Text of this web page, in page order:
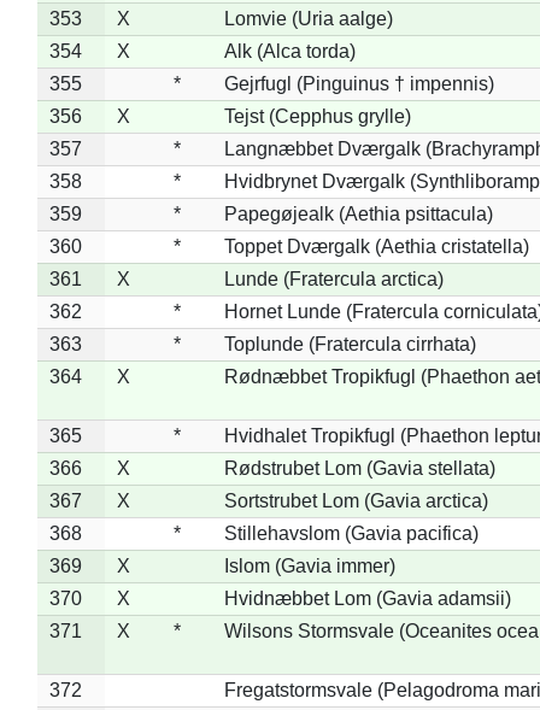
353 X
Lomvie (Uria aalge)
354
X
Alk (Alca torda)
355
*
Gejrfugl (Pinguinus † impennis)
356
X
Tejst (Cepphus grylle)
357
*
Langnæbbet Dværgalk
358
*
Hvidbrynet Dværgalk
359
*
Papegøjealk (Aethia psittacula)
360
*
Toppet Dværgalk (Aethia cristatella)
361
X
Lunde (Fratercula arctica)
362
*
Hornet Lunde (Fratercula
363
*
Toplunde (Fratercula cirrhata)
364
X Rødnæbbet Tropikfugl (Phaethon
365 *
Hvidhalet Tropikfugl (Phaethon
366
X
Rødstrubet Lom (Gavia stellata)
367
X
Sortstrubet Lom (Gavia arctica)
368
*
Stillehavslom (Gavia pacifica)
369
X
Islom (Gavia immer)
370
X
Hvidnæbbet Lom (Gavia adamsii)
371
X * Wilsons Stormsvale (Oceanites
372
Fregatstormsvale (Pelagodroma